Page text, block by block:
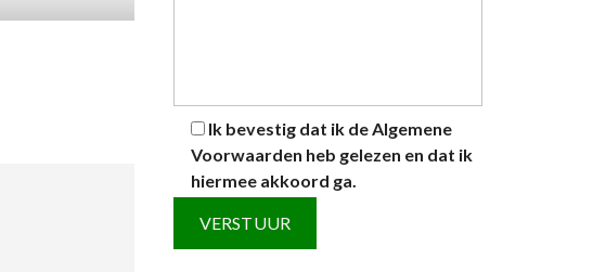
Ik bevestig dat ik deAlgemene
Voorwaarden heb gelezen en dat ik
hiermee akkoord ga.